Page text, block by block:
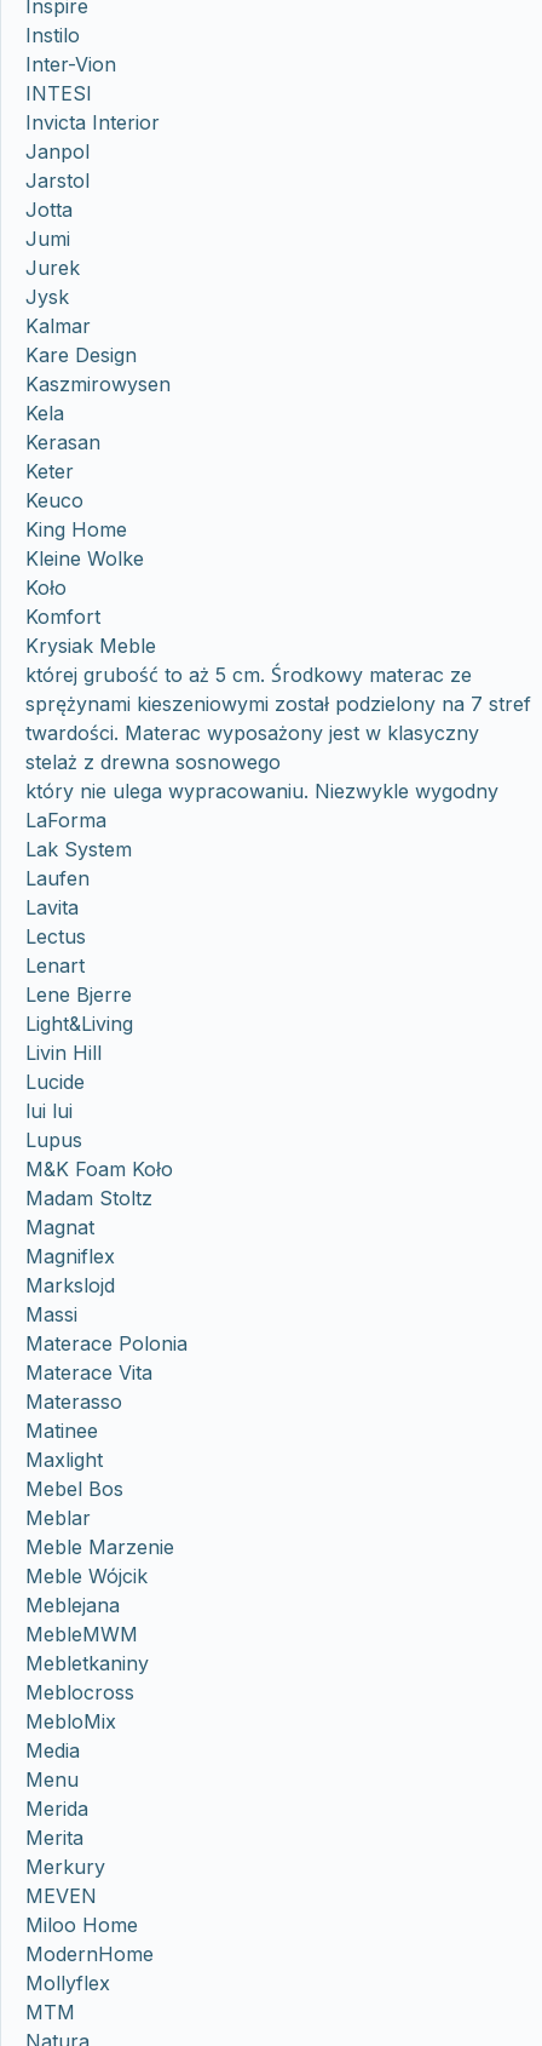
Inspire
Instilo
Inter-Vion
INTESI
Invicta Interior
Janpol
Jarstol
Jotta
Jumi
Jurek
Jysk
Kalmar
Kare Design
Kaszmirowysen
Kela
Kerasan
Keter
Keuco
King Home
Kleine Wolke
Koło
Komfort
Krysiak Meble
której grubość to aż 5 cm. Środkowy materac ze
sprężynami kieszeniowymi został podzielony na 7 stref
twardości. Materac wyposażony jest w klasyczny
stelaż z drewna sosnowego
który nie ulega wypracowaniu. Niezwykle wygodny
LaForma
Lak System
Laufen
Lavita
Lectus
Lenart
Lene Bjerre
Light&Living
Livin Hill
Lucide
lui lui
Lupus
M&K Foam Koło
Madam Stoltz
Magnat
Magniflex
Markslojd
Massi
Materace Polonia
Materace Vita
Materasso
Matinee
Maxlight
Mebel Bos
Meblar
Meble Marzenie
Meble Wójcik
Meblejana
MebleMWM
Mebletkaniny
Meblocross
MebloMix
Media
Menu
Merida
Merita
Merkury
MEVEN
Miloo Home
ModernHome
Mollyflex
MTM
Natura